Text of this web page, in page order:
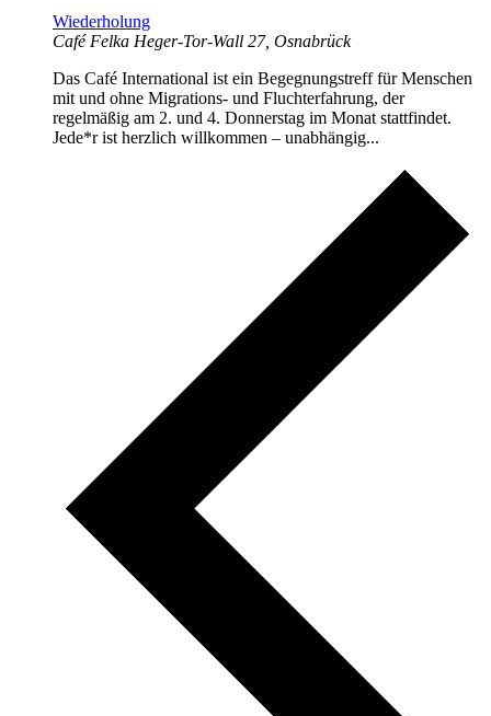
Wiederholung
Café Felka Heger-Tor-Wall 27, Osnabrück
Das Café International ist ein Begegnungstreff für Menschen
mit und ohne Migrations- und Fluchterfahrung, der
regelmäßig am 2. und 4. Donnerstag im Monat stattfindet.
Jede*r ist herzlich willkommen – unabhängig...